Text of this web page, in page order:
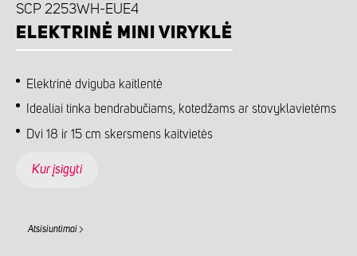
SCP 2253WH-EUE4
ELEKTRINĖ MINI VIRYKLĖ
Elektrinė dviguba kaitlentė
Idealiai tinka bendrabučiams, kotedžams ar stovyklavietėms
Dvi 18 ir 15 cm skersmens kaitvietės
Kur įsigyti
Atsisiuntimai